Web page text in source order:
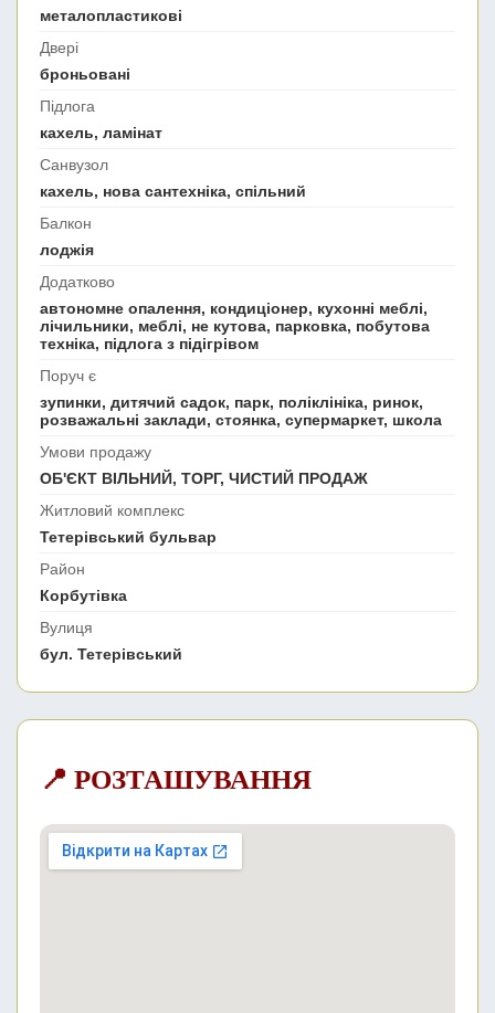
металопластикові
Двері
броньовані
Підлога
кахель, ламінат
Санвузол
кахель, нова сантехніка, спільний
Балкон
лоджія
Додатково
автономне опалення, кондиціонер, кухонні меблі,
лічильники, меблі, не кутова, парковка, побутова
техніка, підлога з підігрівом
Поруч є
зупинки, дитячий садок, парк, поліклініка, ринок,
розважальні заклади, стоянка, супермаркет, школа
Умови продажу
ОБ'ЄКТ ВІЛЬНИЙ, ТОРГ, ЧИСТИЙ ПРОДАЖ
Житловий комплекс
Тетерівський бульвар
Район
Корбутівка
Вулиця
бул. Тетерівський
📍 РОЗТАШУВАННЯ